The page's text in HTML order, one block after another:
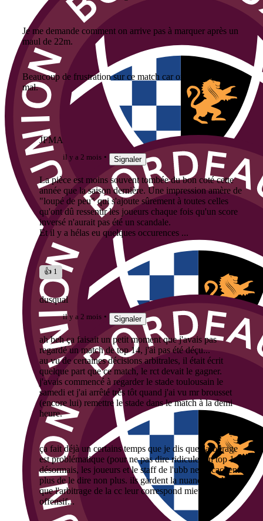
Je me demande comment on arrive pas à marquer après un
maul de 22m.
Beaucoup de frustration sur ce match car on était pas trop
mal.
JFMA
il y a 2 mois Signaler
La pièce est moins souvent tombée du bon coté cette
année que la saison dernière. Une impression amère de
"loupé de peu" qui s'ajoute sûrement à toutes celles
qu'ont dû ressentir les joueurs chaque fois qu'un score
inversé n'aurait pas été un scandale.
Et il y a hélas eu quelques occurences ...
👍 1
dusqual
il y a 2 mois Signaler
ah beh ça faisait un petit moment que j'avais pas
regardé un match de top 14, j'ai pas été déçu...
au vu de certaines décisions arbitrales, il était écrit
quelque part que ce match, le rct devait le gagner.
j'avais commencé à regarder le stade toulousain le
samedi et j'ai arrêté très tôt quand j'ai vu mr brousset
(encore lui) remettre le stade dans le match à la demi
heure.
ça fait déjà un certains temps que je dis que l'arbitrage
est problématique (pour ne pas dire ridicule) en top 14.
désormais, les joueurs et le staff de l'ubb ne se cachent
plus de le dire non plus. ils gardent la nuance en disant
que l'arbitrage de la cc leur correspond mieux, plus
offensif...